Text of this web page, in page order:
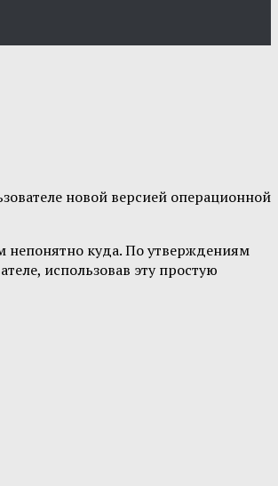
новой версией операционной
непонятно куда. По утверждениям
использовав эту простую